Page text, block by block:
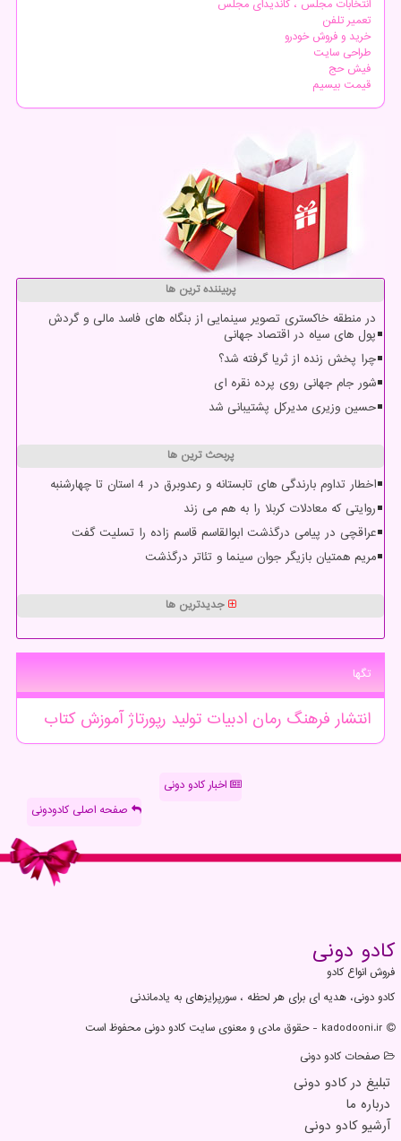
انتخابات مجلس ، کاندیدای مجلس
تعمیر تلفن
خرید و فروش خودرو
طراحی سایت
فیش حج
قیمت بیسیم
پربیننده ترین ها
در منطقه خاکستری تصویر سینمایی از بنگاه های فاسد مالی و گردش
پول های سیاه در اقتصاد جهانی
چرا پخش زنده از ثریا گرفته شد؟
شور جام جهانی روی پرده نقره ای
حسین وزیری مدیرکل پشتیبانی شد
پربحث ترین ها
اخطار تداوم بارندگی های تابستانه و رعدوبرق در 4 استان تا چهارشنبه
روایتی که معادلات کربلا را به هم می زند
عراقچی در پیامی درگذشت ابوالقاسم قاسم زاده را تسلیت گفت
مریم همتیان بازیگر جوان سینما و تئاتر درگذشت
جدیدترین ها
تگها
انتشار فرهنگ رمان ادبیات تولید رپورتاژآموزشكتاب
اخبار کادو دونی
صفحه اصلی کادودونی
كادو دونی
فروش انواع کادو
کادو دونی، هدیه ای برای هر لحظه ، سورپرایزهای به یادماندنی
صفحات كادو دونی
تبلیغ در كادو دونی
درباره ما
آرشیو كادو دونی